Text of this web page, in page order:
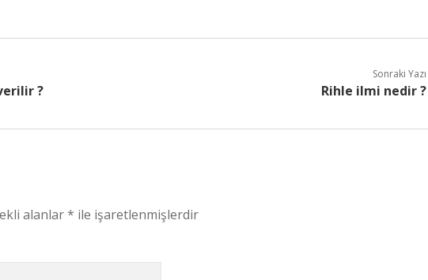
?
Sonraki Yazı
Rihle ilmi nedir ?
alanlar* ile işaretlenmişlerdir